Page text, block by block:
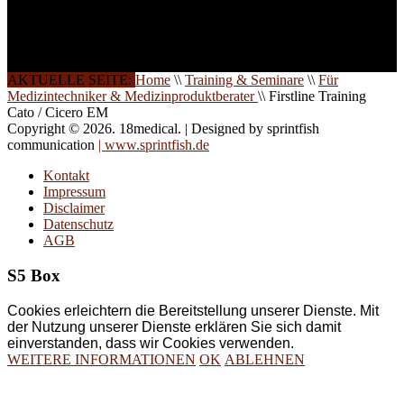
AKTUELLE SEITE: Home \\ Training & Seminare \\ Für
Medizintechniker & Medizinproduktberater\\ Firstline Training
Cato / Cicero EM
Copyright © 2026. 18medical. | Designed by sprintfish
communication | www.sprintfish.de
Kontakt
Impressum
Disclaimer
Datenschutz
AGB
S5 Box
Cookies erleichtern die Bereitstellung unserer Dienste. Mit
der Nutzung unserer Dienste erklären Sie sich damit
einverstanden, dass wir Cookies verwenden.
WEITERE INFORMATIONEN OK ABLEHNEN